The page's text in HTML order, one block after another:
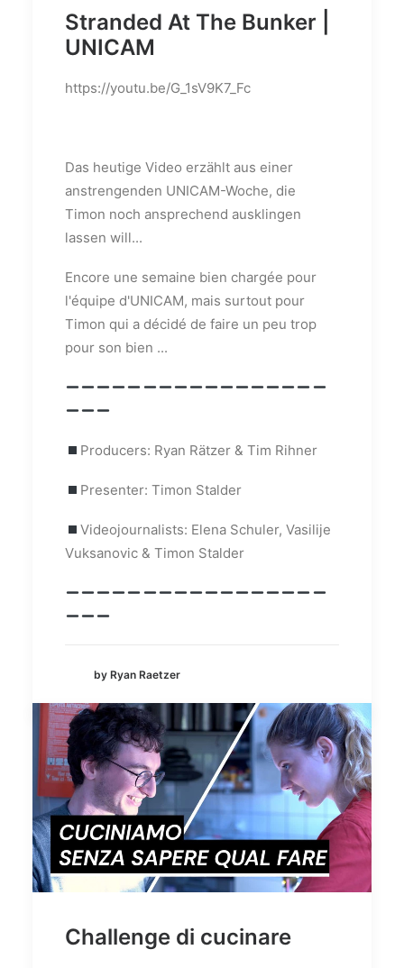
Stranded At The Bunker |
UNICAM
https://youtu.be/G_1sV9K7_Fc
Das heutige Video erzählt aus einer
anstrengenden UNICAM-Woche, die
Timon noch ansprechend ausklingen
lassen will...
Encore une semaine bien chargée pour
l'équipe d'UNICAM, mais surtout pour
Timon qui a décidé de faire un peu trop
pour son bien ...
Producers: Ryan Rätzer & Tim Rihner
Presenter: Timon Stalder
Videojournalists: Elena Schuler, Vasilije
Vuksanovic & Timon Stalder
by Ryan Raetzer
Challenge di cucinare